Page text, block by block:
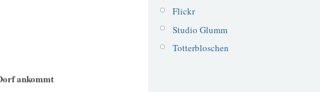
ankommt
Flickr
Studio Glumm
Totterbloschen